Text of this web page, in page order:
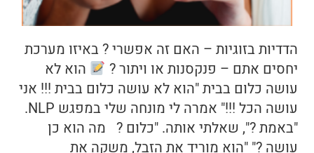
הדדיות בזוגיות – האם זה אפשרי ? באיזו מערכת
יחסים אתם – פנקסנות או ויתור ?
הוא לא
עושה כלום בבית "הוא לא עושה כלום בבית !!! אני
עושה הכל !!!" אמרה לי מונחה שלי במפגש NLP.
"באמת ?", שאלתי אותה. "כלום ? מה הוא כן
עושה ?" "הוא מוריד את הזבל, משקה את